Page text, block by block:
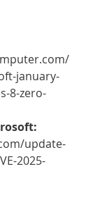
january-
8-zero-
update-
2025-